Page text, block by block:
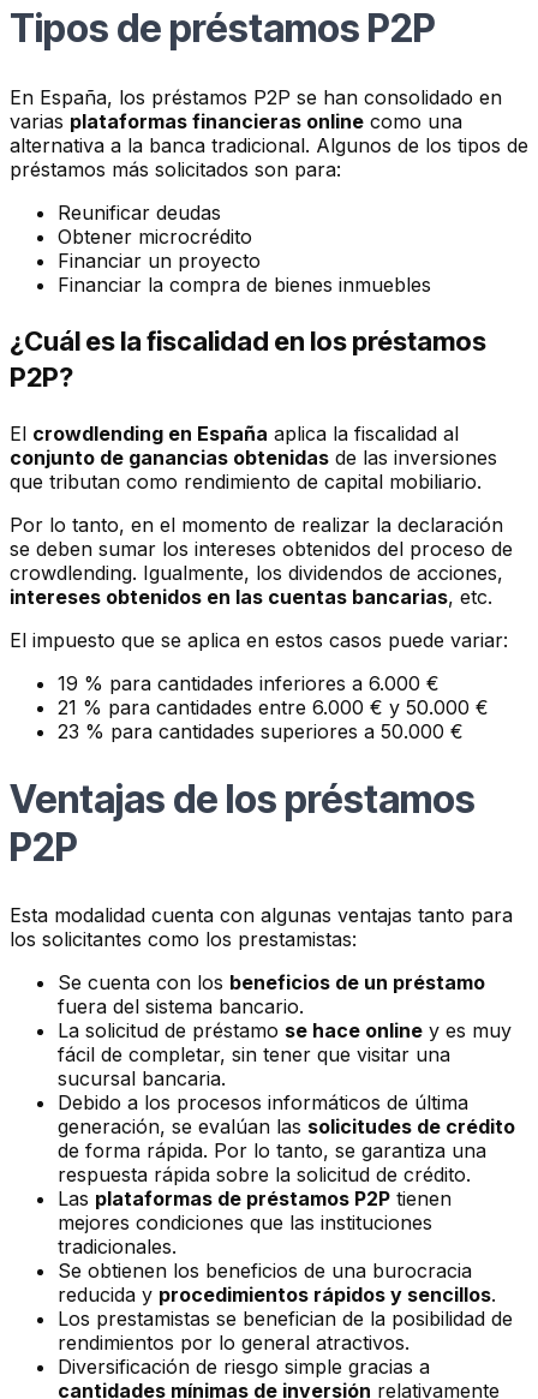
Tipos de préstamos P2P
En España, los préstamos P2P se han consolidado en
varias plataformas financieras online como una
alternativa a la banca tradicional. Algunos de los tipos de
préstamos más solicitados son para:
Reunificar deudas
Obtener microcrédito
Financiar un proyecto
Financiar la compra de bienes inmuebles
¿Cuál es la fiscalidad en los préstamos
P2P?
El crowdlending en España aplica la fiscalidad al
conjunto de ganancias obtenidas de las inversiones
que tributan como rendimiento de capital mobiliario.
Por lo tanto, en el momento de realizar la declaración
se deben sumar los intereses obtenidos del proceso de
crowdlending. Igualmente, los dividendos de acciones,
intereses obtenidos en las cuentas bancarias, etc.
El impuesto que se aplica en estos casos puede variar:
19 % para cantidades inferiores a 6.000 €
21 % para cantidades entre 6.000 € y 50.000 €
23 % para cantidades superiores a 50.000 €
Ventajas de los préstamos
P2P
Esta modalidad cuenta con algunas ventajas tanto para
los solicitantes como los prestamistas:
Se cuenta con los beneficios de un préstamo
fuera del sistema bancario.
La solicitud de préstamo se hace online y es muy
fácil de completar, sin tener que visitar una
sucursal bancaria.
Debido a los procesos informáticos de última
generación, se evalúan las solicitudes de crédito
de forma rápida. Por lo tanto, se garantiza una
respuesta rápida sobre la solicitud de crédito.
Las plataformas de préstamos P2P tienen
mejores condiciones que las instituciones
tradicionales.
Se obtienen los beneficios de una burocracia
reducida y procedimientos rápidos y sencillos.
Los prestamistas se benefician de la posibilidad de
rendimientos por lo general atractivos.
Diversificación de riesgo simple gracias a
cantidades mínimas de inversión relativamente